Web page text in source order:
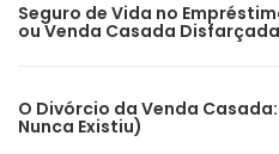
Seguro de Vida no
ou Venda Casada
O Divórcio da Venda
Nunca Existiu)